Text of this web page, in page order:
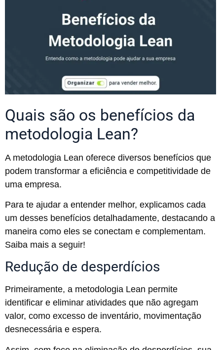
Quais são os benefícios da
metodologia Lean?
A metodologia Lean oferece diversos benefícios que
podem transformar a eficiência e competitividade de
uma empresa.
Para te ajudar a entender melhor, explicamos cada
um desses benefícios detalhadamente, destacando a
maneira como eles se conectam e complementam.
Saiba mais a seguir!
Redução de desperdícios
Primeiramente, a metodologia Lean permite
identificar e eliminar atividades que não agregam
valor, como excesso de inventário, movimentação
desnecessária e espera.